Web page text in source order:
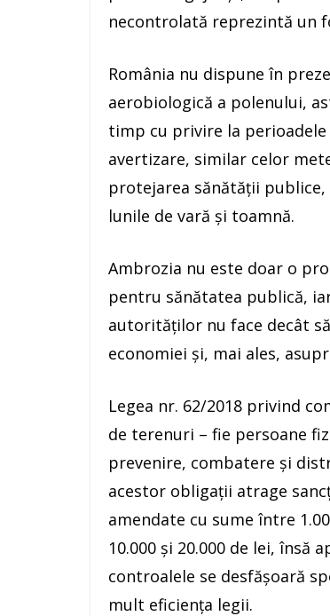
necontrolată reprezintă un
România nu dispune în
aerobiologică a polenului,
timp cu privire la
avertizare, similar celor
protejarea sănătății
lunile de vară și toamnă.
Ambrozia nu este doar o
pentru sănătatea publică,
autorităților nu face decât
economiei și, mai ales,
Legea nr. 62/2018 privind
de terenuri – fie persoane
prevenire, combatere și
acestor obligații atrage
amendate cu sume între
10.000 și 20.000 de lei, însă
controalele se desfășoară
mult eficiența legii.